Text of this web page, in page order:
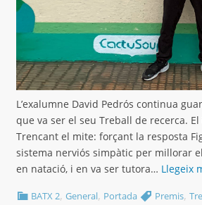
L’exalumne David Pedrós continua
que va ser el seu Treball de recerca.
Trencant el mite: forçant la resposta
sistema nerviós simpàtic per millorar
en natació, i en va ser tutora… Llegeix
BATX 2,General, Portada Premis,